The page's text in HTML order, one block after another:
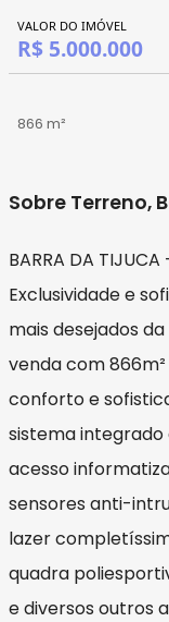
VALOR DO IMÓVEL
R$ 5.000.000
866 m²
Sobre Terreno,
BARRA DA
Exclusividade e
mais desejados
venda com
conforto e
sistema
acesso
sensores anti-
lazer
quadra
e diversos outros